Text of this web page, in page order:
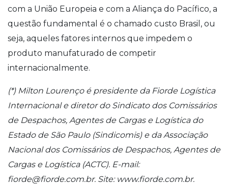
com a União Europeia e com a Aliança do Pacífico, a
questão fundamental é o chamado custo Brasil, ou
seja, aqueles fatores internos que impedem o
produto manufaturado de competir
internacionalmente.
(*) Milton Lourenço é presidente da Fiorde Logística
Internacional e diretor do Sindicato dos Comissários
de Despachos, Agentes de Cargas e Logística do
Estado de São Paulo (Sindicomis) e da Associação
Nacional dos Comissários de Despachos, Agentes de
Cargas e Logística (ACTC). E-mail:
fiorde@fiorde.com.br. Site: www.fiorde.com.br.